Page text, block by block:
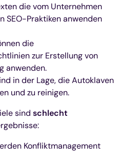
die vom Unternehmen
SEO-Praktiken anwenden
die
zur Erstellung von
anwenden.
in der Lage, die Autoklaven
und zu reinigen.
sind schlecht
Konfliktmanagement